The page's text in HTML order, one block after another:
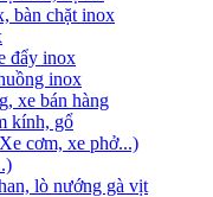
bàn chặt inox
đẩy inox
inox
xe bán hàng
kính, gổ
cơm, xe phở...)
lò nướng gà vịt